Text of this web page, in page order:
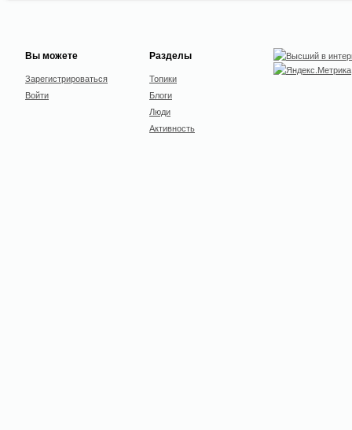
Вы можете
Зарегистрироваться
Войти
Разделы
Топики
Блоги
Люди
Активность